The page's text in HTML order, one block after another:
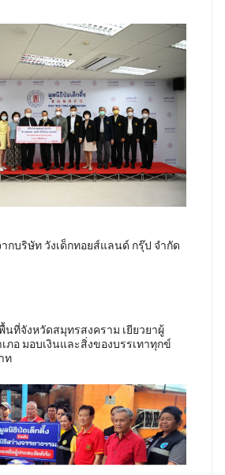
กบริษัท วังเด็กทอยส์แลนด์ กรุ๊ป จำกัด
นที่จังหวัดสมุทรสงคราม เยียวยาผู้
ภอ มอบเงินและสิ่งของบรรเทาทุกข์
ท